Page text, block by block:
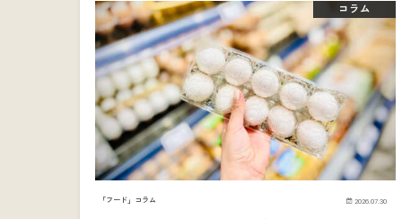
コラム
「フード」コラム 2026.07.30